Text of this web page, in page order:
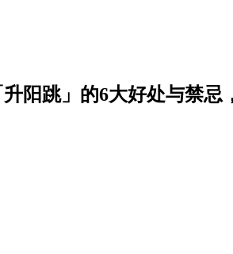
阳跳」的6大好处与禁忌